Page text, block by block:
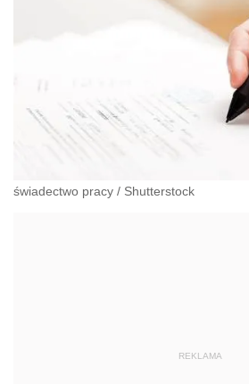
świadectwo pracy / Shutterstock